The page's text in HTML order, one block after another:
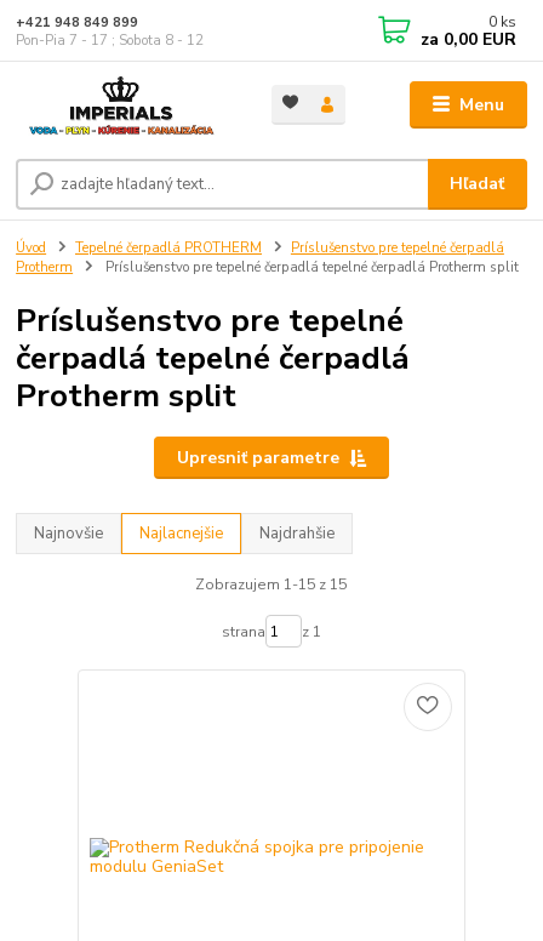
Menu
Hľadať
+421 948 849 899
Pon-Pia 7 - 17 ; Sobota 8 - 12
0 ks
za 0,00 EUR
Úvod Tepelné čerpadlá PROTHERM
Príslušenstvo pre tepelné čerpadlá
Protherm
Príslušenstvo pre tepelné čerpadlá tepelné čerpadlá Protherm split
Príslušenstvo pre tepelné
čerpadlá tepelné čerpadlá
Protherm split
Upresniť parametre
Najnovšie Najlacnejšie Najdrahšie
Zobrazujem 1-15 z 15
strana z 1